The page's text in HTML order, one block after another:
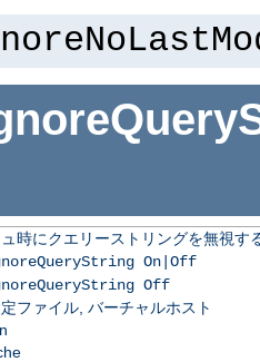
時にクエリーストリングを無視す
On|Off
Off
ファイル, バーチャルホスト